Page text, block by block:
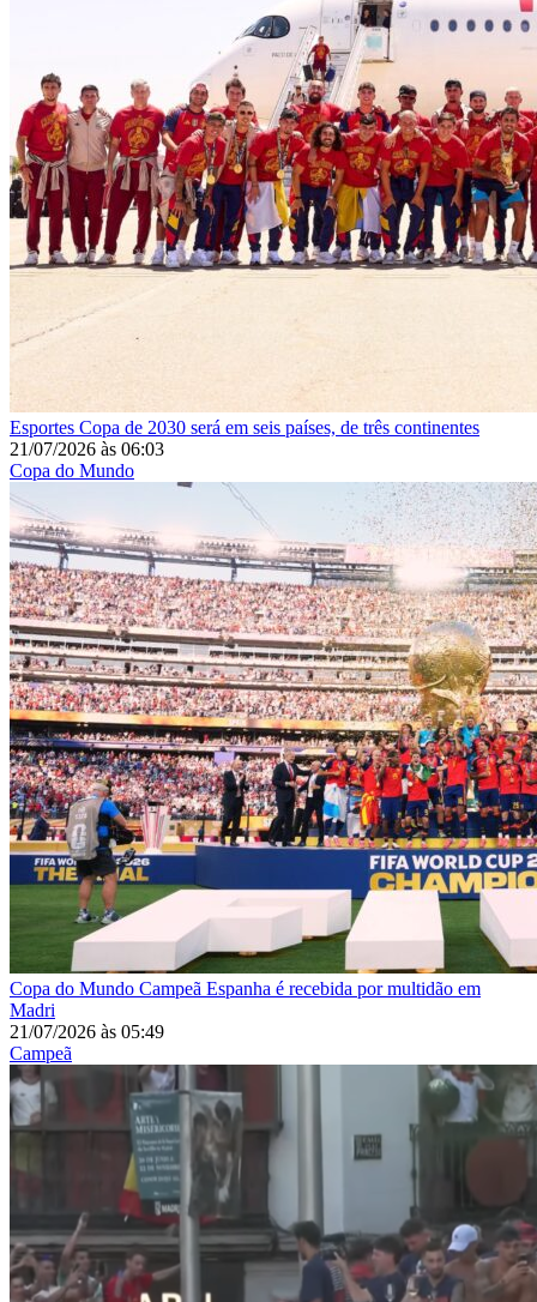
Esportes Copa de 2030 será em seis países, de três continentes
21/07/2026 às 06:03
Copa do Mundo
Copa do Mundo Campeã Espanha é recebida por multidão em
Madri
21/07/2026 às 05:49
Campeã